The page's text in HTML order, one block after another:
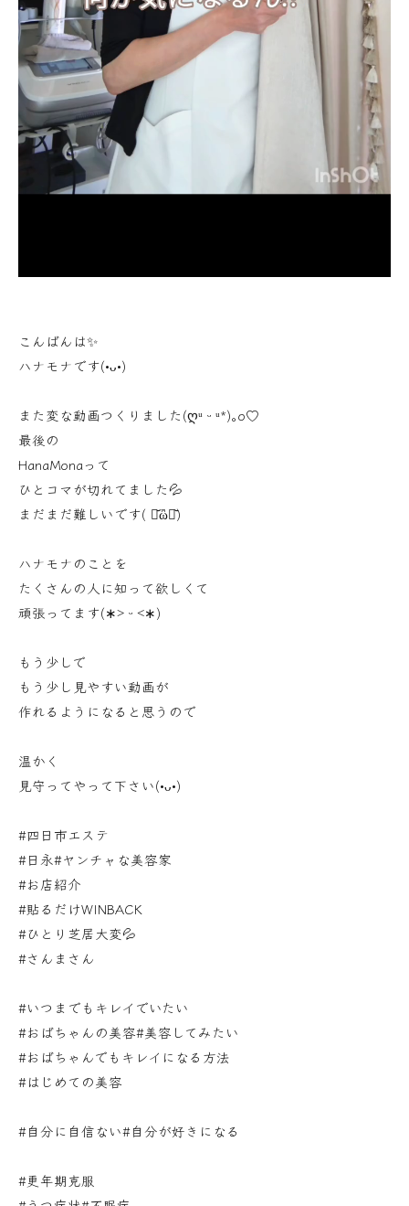
こんばんは✨
ハナモナです(•ᴗ•)
また変な動画つくりました(ღᵘ ᵕ ᵘ*)｡o♡
最後の
HanaMonaって
ひとコマが切れてました💦
まだまだ難しいです( ･᷄ὢ･᷅)
ハナモナのことを
たくさんの人に知って欲しくて
頑張ってます(∗˃ ᵕ ˂∗)
もう少しで
もう少し見やすい動画が
作れるようになると思うので
温かく
見守ってやって下さい(•ᴗ•)
#四日市エステ
#日永#ヤンチャな美容家
#お店紹介
#貼るだけWINBACK
#ひとり芝居大変💦
#さんまさん
#いつまでもキレイでいたい
#おばちゃんの美容#美容してみたい
#おばちゃんでもキレイになる方法
#はじめての美容
#自分に自信ない#自分が好きになる
#更年期克服